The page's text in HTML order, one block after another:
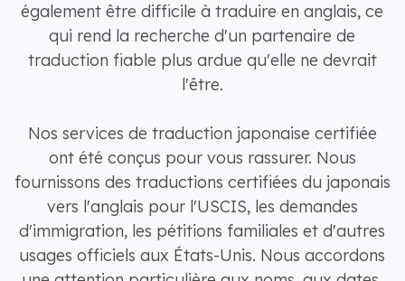
également être difficile à traduire en anglais, ce
qui rend la recherche d'un partenaire de
traduction fiable plus ardue qu'elle ne devrait
l'être.
Nos services de traduction japonaise certifiée
ont été conçus pour vous rassurer. Nous
fournissons des traductions certifiées du japonais
vers l'anglais pour l'USCIS, les demandes
d'immigration, les pétitions familiales et d'autres
usages officiels aux États-Unis. Nous accordons